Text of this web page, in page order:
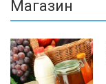
Магазин